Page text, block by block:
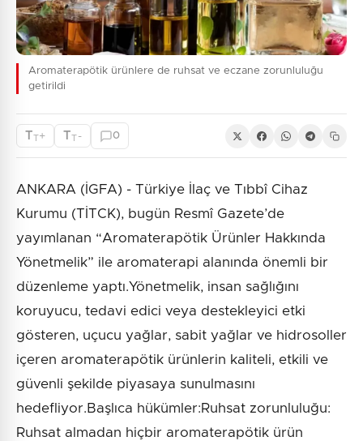
Aromaterapötik ürünlere de ruhsat ve eczane zorunluluğu
getirildi
TT+ TT - 0
ANKARA (İGFA) - Türkiye İlaç ve Tıbbî Cihaz
Kurumu (TİTCK), bugün Resmî Gazete’de
yayımlanan “Aromaterapötik Ürünler Hakkında
Yönetmelik” ile aromaterapi alanında önemli bir
düzenleme yaptı.Yönetmelik, insan sağlığını
koruyucu, tedavi edici veya destekleyici etki
gösteren, uçucu yağlar, sabit yağlar ve hidrosoller
içeren aromaterapötik ürünlerin kaliteli, etkili ve
güvenli şekilde piyasaya sunulmasını
hedefliyor.Başlıca hükümler:Ruhsat zorunluluğu:
Ruhsat almadan hiçbir aromaterapötik ürün